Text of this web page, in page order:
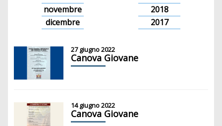
novembre
dicembre
2018
2017
27 giugno 2022
Canova Giovane
14 giugno 2022
Canova Giovane